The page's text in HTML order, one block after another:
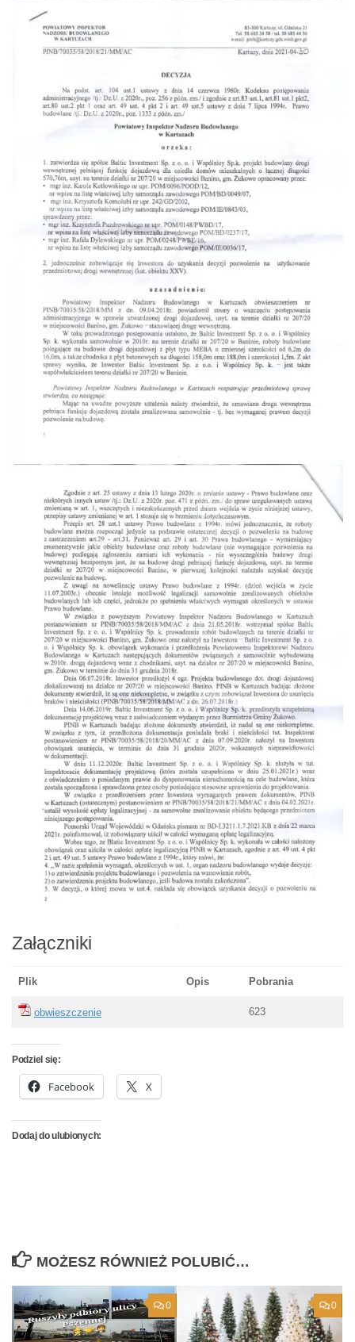
Załączniki
Plik Opis Pobrania
obwieszczenie 623
Podziel się:
Facebook X
Dodaj do ulubionych:
MOŻESZ RÓWNIEŻ POLUBIĆ…
0 0